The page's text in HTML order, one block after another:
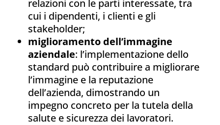
relazioni con le parti interessate, tra
cui i dipendenti, i clienti e gli
stakeholder;
miglioramento dell’immagine
aziendale: l’implementazione dello
standard può contribuire a migliorare
l’immagine e la reputazione
dell’azienda, dimostrando un
impegno concreto per la tutela della
salute e sicurezza dei lavoratori.